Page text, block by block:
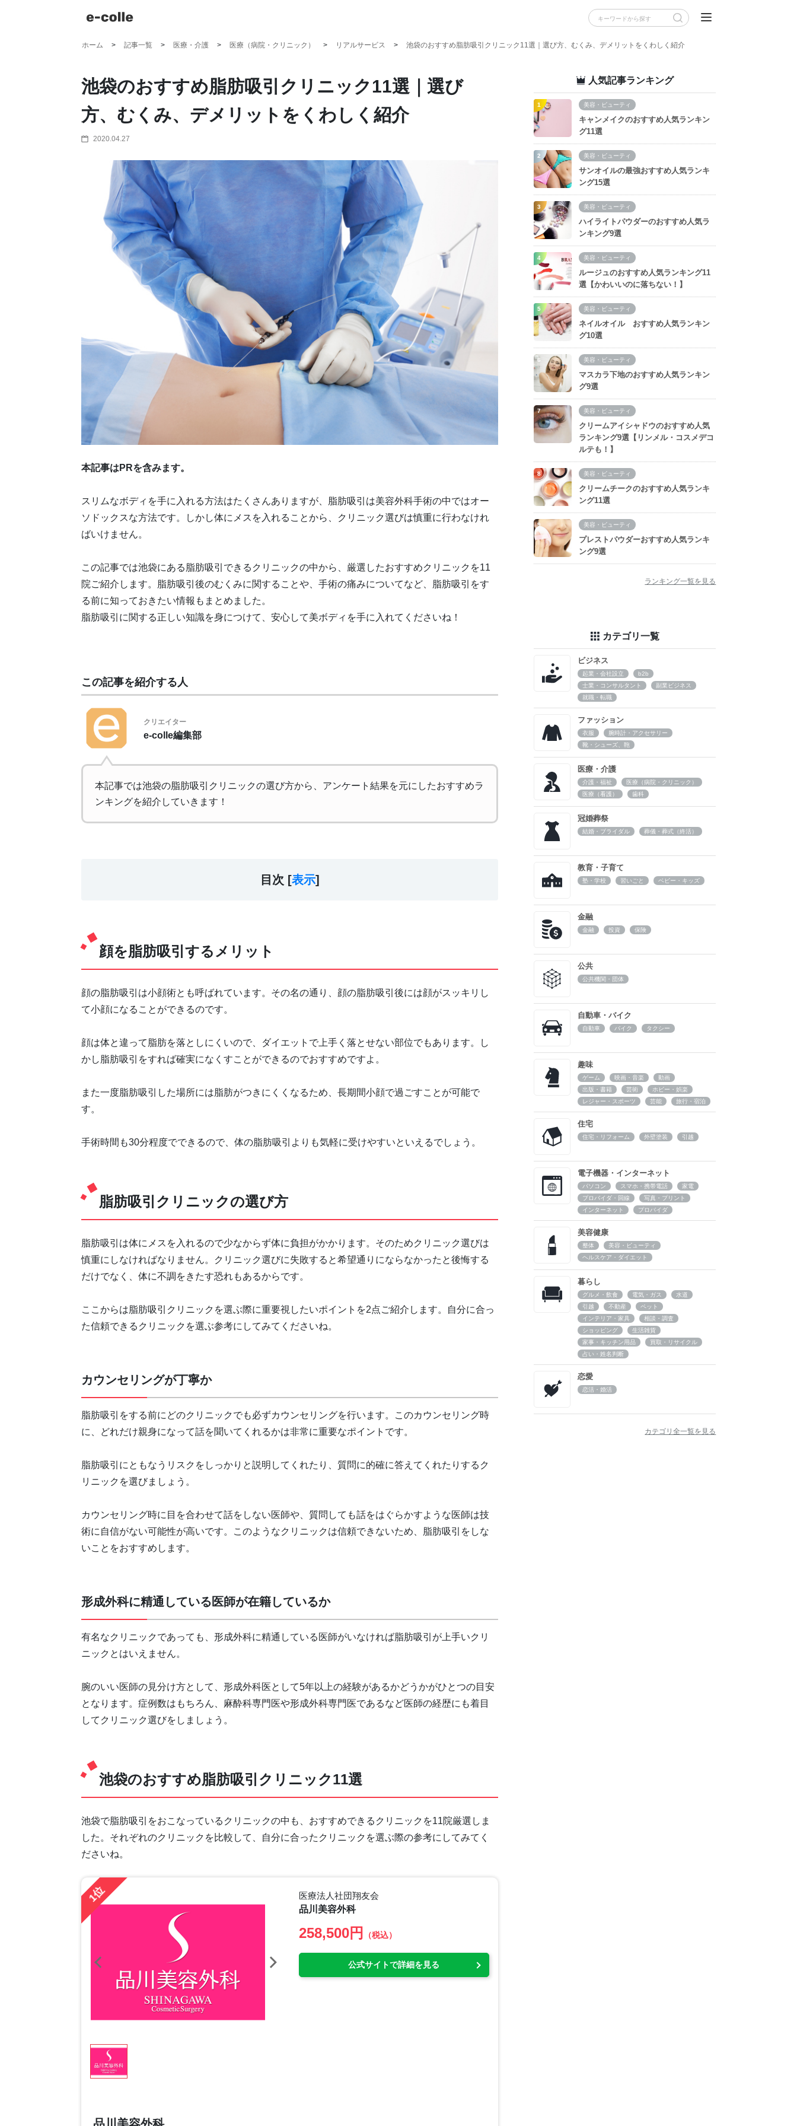
ホーム 記事一覧 医療・介護 医療（病院・クリニック） リアルサービス 池袋のおすすめ脂肪吸引クリニック11選｜選び方、むくみ、デメリットをくわしく紹介
池袋のおすすめ脂肪吸引クリニック11選｜選び
方、むくみ、デメリットをくわしく紹介
2020.04.27
本記事はPRを含みます。
スリムなボディを手に入れる方法はたくさんありますが、脂肪吸引は美容外科手術の中ではオー
ソドックスな方法です。しかし体にメスを入れることから、クリニック選びは慎重に行わなけれ
ばいけません。
この記事では池袋にある脂肪吸引できるクリニックの中から、厳選したおすすめクリニックを11
院ご紹介します。脂肪吸引後のむくみに関することや、手術の痛みについてなど、脂肪吸引をす
る前に知っておきたい情報もまとめました。
脂肪吸引に関する正しい知識を身につけて、安心して美ボディを手に入れてくださいね！
この記事を紹介する人
クリエイター
e-colle編集部
本記事では池袋の脂肪吸引クリニックの選び方から、アンケート結果を元にしたおすすめラ
ンキングを紹介していきます！
目次 [表示]
顔を脂肪吸引するメリット
顔の脂肪吸引は小顔術とも呼ばれています。その名の通り、顔の脂肪吸引後には顔がスッキリし
て小顔になることができるのです。
顔は体と違って脂肪を落としにくいので、ダイエットで上手く落とせない部位でもあります。し
かし脂肪吸引をすれば確実になくすことができるのでおすすめですよ。
また一度脂肪吸引した場所には脂肪がつきにくくなるため、長期間小顔で過ごすことが可能で
す。
手術時間も30分程度でできるので、体の脂肪吸引よりも気軽に受けやすいといえるでしょう。
脂肪吸引クリニックの選び方
脂肪吸引は体にメスを入れるので少なからず体に負担がかかります。そのためクリニック選びは
慎重にしなければなりません。クリニック選びに失敗すると希望通りにならなかったと後悔する
だけでなく、体に不調をきたす恐れもあるからです。
ここからは脂肪吸引クリニックを選ぶ際に重要視したいポイントを2点ご紹介します。自分に合っ
た信頼できるクリニックを選ぶ参考にしてみてくださいね。
カウンセリングが丁寧か
脂肪吸引をする前にどのクリニックでも必ずカウンセリングを行います。このカウンセリング時
に、どれだけ親身になって話を聞いてくれるかは非常に重要なポイントです。
脂肪吸引にともなうリスクをしっかりと説明してくれたり、質問に的確に答えてくれたりするク
リニックを選びましょう。
カウンセリング時に目を合わせて話をしない医師や、質問しても話をはぐらかすような医師は技
術に自信がない可能性が高いです。このようなクリニックは信頼できないため、脂肪吸引をしな
いことをおすすめします。
形成外科に精通している医師が在籍しているか
有名なクリニックであっても、形成外科に精通している医師がいなければ脂肪吸引が上手いクリ
ニックとはいえません。
腕のいい医師の見分け方として、形成外科医として5年以上の経験があるかどうかがひとつの目安
となります。症例数はもちろん、麻酔科専門医や形成外科専門医であるなど医師の経歴にも着目
してクリニック選びをしましょう。
池袋のおすすめ脂肪吸引クリニック11選
池袋で脂肪吸引をおこなっているクリニックの中も、おすすめできるクリニックを11院厳選しま
した。それぞれのクリニックを比較して、自分に合ったクリニックを選ぶ際の参考にしてみてく
ださいね。
1位
医療法人社団翔友会
品川美容外科
258,500円 （税込）
公式サイトで詳細を見る
人気記事ランキング
美容・ビューティ
キャンメイクのおすすめ人気ランキン
グ11選
美容・ビューティ
サンオイルの最強おすすめ人気ランキ
ング15選
美容・ビューティ
ハイライトパウダーのおすすめ人気ラ
ンキング9選
美容・ビューティ
ルージュのおすすめ人気ランキング11
選【かわいいのに落ちない！】
美容・ビューティ
ネイルオイル おすすめ人気ランキン
グ10選
美容・ビューティ
マスカラ下地のおすすめ人気ランキン
グ9選
美容・ビューティ
クリームアイシャドウのおすすめ人気
ランキング9選【リンメル・コスメデコ
ルテも！】
美容・ビューティ
クリームチークのおすすめ人気ランキ
ング11選
美容・ビューティ
プレストパウダーおすすめ人気ランキ
ング9選
ランキング一覧を見る
カテゴリ一覧
ビジネス
起業・会社設立
b2b
士業・コンサルタント
副業ビジネス
就職・転職
ファッション
衣服
腕時計・アクセサリー
靴・シューズ、鞄
医療・介護
介護・福祉
医療（病院・クリニック）
医療（看護）
歯科
冠婚葬祭
結婚・ブライダル 葬儀・葬式（終活）
教育・子育て
塾・学校 習いごと ベビー・キッズ
金融
金融 投資 保険
公共
公共機関・団体
自動車・バイク
自動車 バイク タクシー
趣味
ゲーム 映画・音楽
動画
出版・書籍
芸術
ホビー・娯楽
レジャー・スポーツ
芸能 旅行・宿泊
住宅
住宅・リフォーム 外壁塗装 引越
電子機器・インターネット
パソコン スマホ・携帯電話
家電
プロバイダ・回線
写真・プリント
インターネット
プロバイダ
美容健康
整体
美容・ビューティ
ヘルスケア・ダイエット
暮らし
グルメ・飲食 電気・ガス
水道
引越
不動産
ペット
インテリア・家具
相談・調査
ショッピング
生活雑貨
家事・キッチン用品
買取・リサイクル
占い・姓名判断
恋愛
恋活・婚活
カテゴリ全一覧を見る